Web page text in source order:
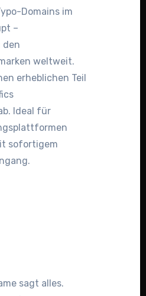
Domains im
–
den
weltweit.
erheblichen Teil
Ideal für
sofortigem
sagt alles.